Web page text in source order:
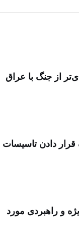
از جنگ با عراق
دادن تاسیسات
و راهبردی مورد